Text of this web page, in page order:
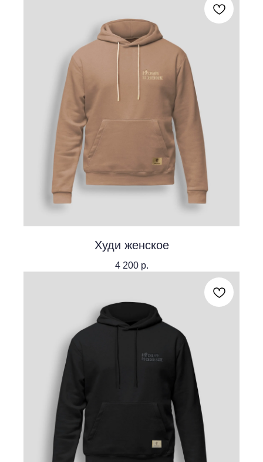
Худи женское
4 200 р.